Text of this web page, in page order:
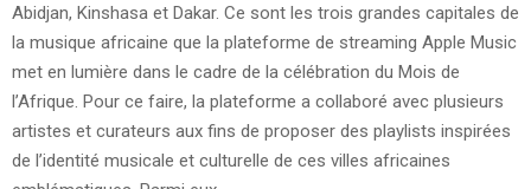
Abidjan, Kinshasa et Dakar. Ce sont les trois grandes capitales de
la musique africaine que la plateforme de streaming Apple Music
met en lumière dans le cadre de la célébration du Mois de
l’Afrique. Pour ce faire, la plateforme a collaboré avec plusieurs
artistes et curateurs aux fins de proposer des playlists inspirées
de l’identité musicale et culturelle de ces villes africaines